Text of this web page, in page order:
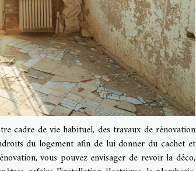
cadre de vie habituel, des travaux de rénovation
du logement afin de lui donner du cachet et
vous pouvez envisager de revoir la déco,